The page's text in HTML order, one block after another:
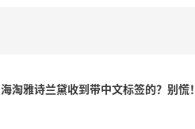
海淘雅诗兰黛收到带中文标签的？别慌！